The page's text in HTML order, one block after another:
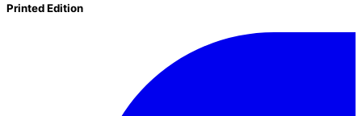
Printed Edition